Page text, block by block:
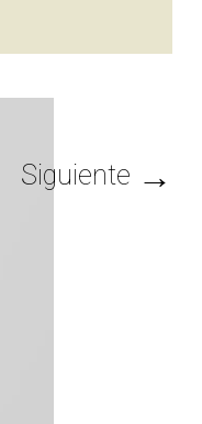
Siguiente →